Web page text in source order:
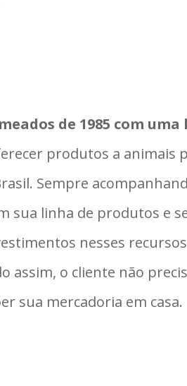
de 1985 com
produtos a animais
Sempre
sua linha de produtos e
nesses
assim, o cliente não
sua mercadoria em casa.